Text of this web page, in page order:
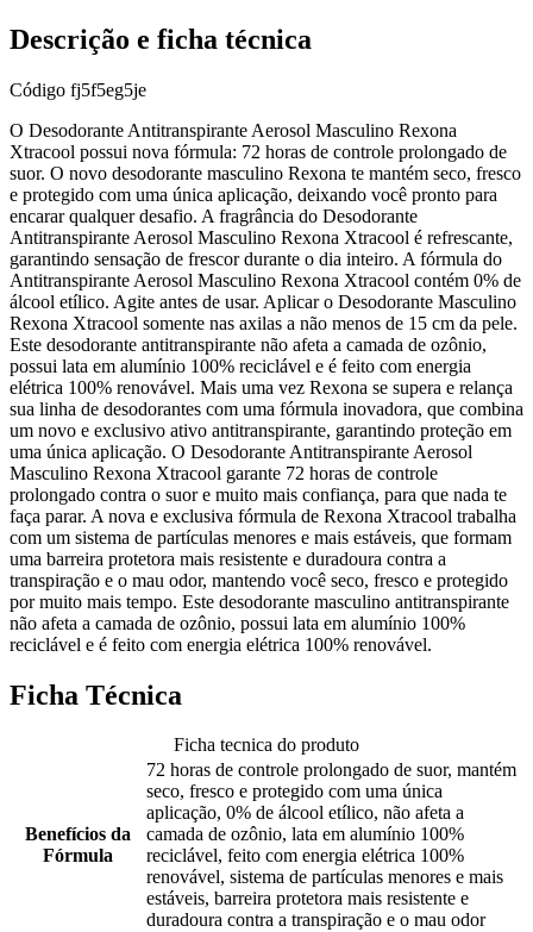
Descrição e ficha técnica
Código fj5f5eg5je
O Desodorante Antitranspirante Aerosol Masculino Rexona
Xtracool possui nova fórmula: 72 horas de controle prolongado de
suor. O novo desodorante masculino Rexona te mantém seco, fresco
e protegido com uma única aplicação, deixando você pronto para
encarar qualquer desafio. A fragrância do Desodorante
Antitranspirante Aerosol Masculino Rexona Xtracool é refrescante,
garantindo sensação de frescor durante o dia inteiro. A fórmula do
Antitranspirante Aerosol Masculino Rexona Xtracool contém 0% de
álcool etílico. Agite antes de usar. Aplicar o Desodorante Masculino
Rexona Xtracool somente nas axilas a não menos de 15 cm da pele.
Este desodorante antitranspirante não afeta a camada de ozônio,
possui lata em alumínio 100% reciclável e é feito com energia
elétrica 100% renovável. Mais uma vez Rexona se supera e relança
sua linha de desodorantes com uma fórmula inovadora, que combina
um novo e exclusivo ativo antitranspirante, garantindo proteção em
uma única aplicação. O Desodorante Antitranspirante Aerosol
Masculino Rexona Xtracool garante 72 horas de controle
prolongado contra o suor e muito mais confiança, para que nada te
faça parar. A nova e exclusiva fórmula de Rexona Xtracool trabalha
com um sistema de partículas menores e mais estáveis, que formam
uma barreira protetora mais resistente e duradoura contra a
transpiração e o mau odor, mantendo você seco, fresco e protegido
por muito mais tempo. Este desodorante masculino antitranspirante
não afeta a camada de ozônio, possui lata em alumínio 100%
reciclável e é feito com energia elétrica 100% renovável.
Ficha Técnica
Ficha tecnica do produto
Benefícios da
Fórmula
72 horas de controle prolongado de suor, mantém
seco, fresco e protegido com uma única
aplicação, 0% de álcool etílico, não afeta a
camada de ozônio, lata em alumínio 100%
reciclável, feito com energia elétrica 100%
renovável, sistema de partículas menores e mais
estáveis, barreira protetora mais resistente e
duradoura contra a transpiração e o mau odor